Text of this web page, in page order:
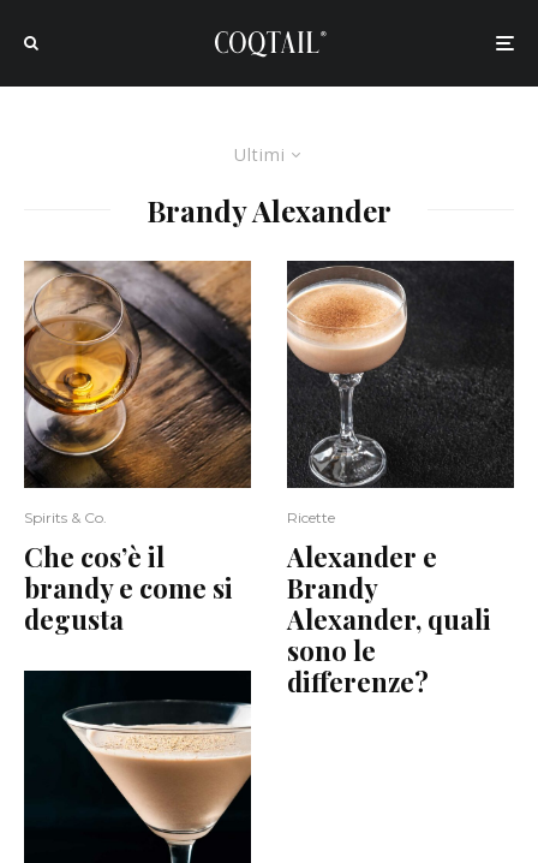
Ultimi
Brandy Alexander
Spirits & Co.
Che cos’è il
brandy e come si
degusta
Ricette
Alexander e
Brandy
Alexander, quali
sono le
differenze?